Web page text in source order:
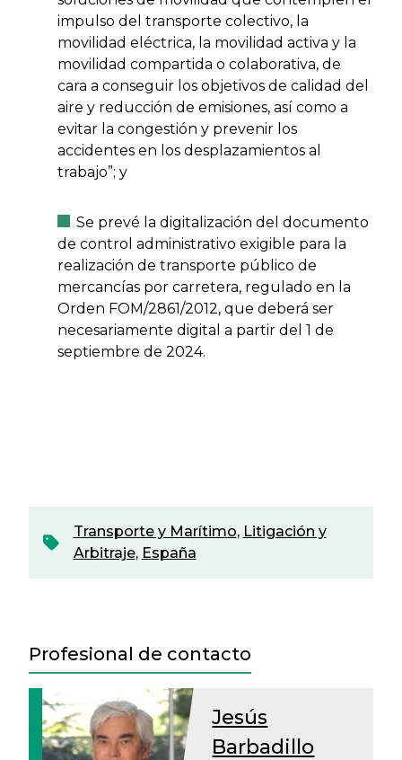
impulso del transporte colectivo, la
movilidad eléctrica, la movilidad activa y la
movilidad compartida o colaborativa, de
cara a conseguir los objetivos de calidad del
aire y reducción de emisiones, así como a
evitar la congestión y prevenir los
accidentes en los desplazamientos al
trabajo”; y
Se prevé la digitalización del documento
de control administrativo exigible para la
realización de transporte público de
mercancías por carretera, regulado en la
Orden FOM/2861/2012, que deberá ser
necesariamente digital a partir del 1 de
septiembre de 2024.
Transporte y Marítimo, Litigación y
Arbitraje, España
Profesional de contacto
Jesús
Barbadillo